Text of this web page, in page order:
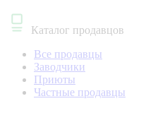
Каталог продавцов
Все продавцы
Заводчики
Приюты
Частные продавцы